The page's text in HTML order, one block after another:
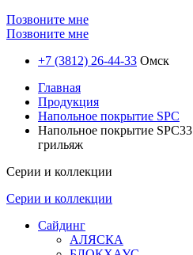
Позвоните мне
Позвоните мне
+7 (3812) 26-44-33 Омск
Главная
Продукция
Напольное покрытие SPC
Напольное покрытие
грильяж
Серии и коллекции
Серии и коллекции
Сайдинг
АЛЯСКА